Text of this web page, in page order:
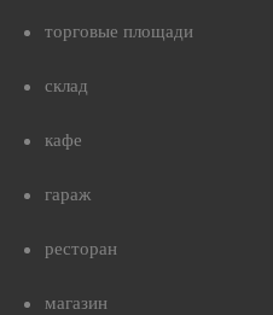
торговые площади
склад
кафе
гараж
ресторан
магазин